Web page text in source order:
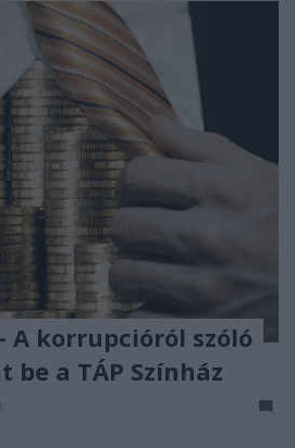
A korrupcióról szóló
a TÁP Színház